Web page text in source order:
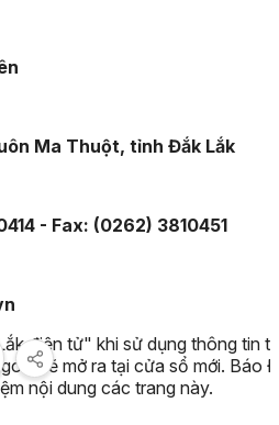
Ma Thuột, tỉnh Đắk Lắk
- Fax: (0262) 3810451
điện tử" khi sử dụng thông tin
sẽ mở ra tại cửa sổ mới. Báo
nội dung các trang này.